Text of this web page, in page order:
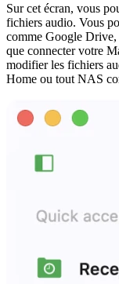
Sur cet écran, vous
fichiers audio. Vous
comme Google
que connecter votre
modifier les fichiers
Home ou tout NAS